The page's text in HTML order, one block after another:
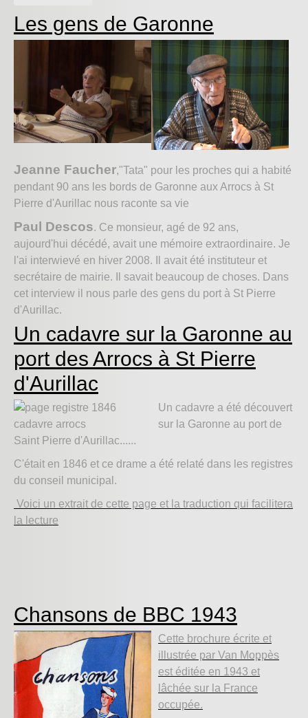
Les gens de Garonne
Jeanne Faucher,"Tata" pour les proches qui a habité
pendant 90 ans les bords de Garonne aux Arrocs à St
Pierre d'Aurillac nous raconte sa vie
Paul Descos. Ce monsieur, agé de 92 ans,
aujourd'hui décédé, avait une mémoire extraordinaire. Je
l'ai interwievé en hiver 2008. Il avait été instituteur et
secrétaire de mairie. Il savait beaucoup de choses. Dans
cet interview il nous parle des gens du port à St Pierre
d'Aurillac.
Un cadavre sur la Garonne au
port des Arrocs à St Pierre
d'Aurillac
Un cadavre a été découvert
sur la Garonne au port de
Saint Pierre d'Aurillac......
C'était en 1846 et ce drame a été relaté dans les registres
du conseil municipal.
Voici un extrait de cette page et la traduction qui facilitera
la lecture
Chansons de BBC 1943
Cette brochure écrite et
illustrée par Van Moppès
est éditée en 1943 et
lâchée sur la France
occupée.